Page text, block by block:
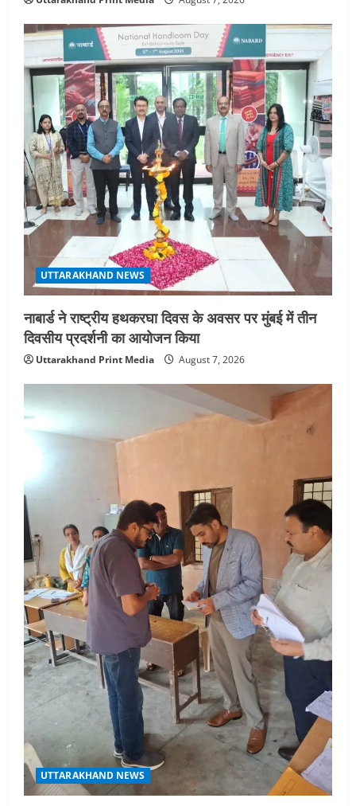
UTTARAKHAND NEWS
नाबार्ड ने राष्ट्रीय हथकरघा दिवस के अवसर पर मुंबई में तीन
दिवसीय प्रदर्शनी का आयोजन किया
Uttarakhand Print Media August 7, 2026
UTTARAKHAND NEWS